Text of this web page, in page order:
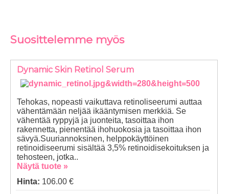
Suosittelemme myös
Dynamic Skin Retinol Serum
Tehokas, nopeasti vaikuttava retinoliseerumi auttaa
vähentämään neljää ikääntymisen merkkiä. Se
vähentää ryppyjä ja juonteita, tasoittaa ihon
rakennetta, pienentää ihohuokosia ja tasoittaa ihon
sävyä.Suuriannoksinen, helppokäyttöinen
retinoidiseerumi sisältää 3,5% retinoidisekoituksen ja
tehosteen, jotka..
Näytä tuote »
Hinta: 106.00 €